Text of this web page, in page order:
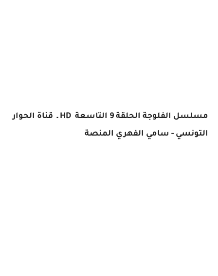
مسلسل الفلوجة الحلقة 9 التاسعة HD ـ قناة الحوار
التونسي - سامي الفهري المنصة